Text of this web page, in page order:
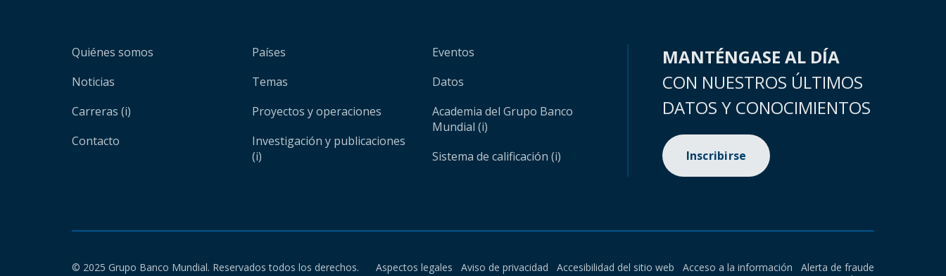
Quiénes somos
Noticias
Carreras (i)
Contacto
Países
Temas
Proyectos y operaciones
Investigación y publicaciones
(i)
Eventos
Datos
Academia del Grupo Banco
Mundial (i)
Sistema de calificación (i)
MANTÉNGASE AL DÍA
CON NUESTROS ÚLTIMOS
DATOS Y CONOCIMIENTOS
Inscribirse
© 2025 Grupo Banco Mundial. Reservados todos los derechos. Aspectos legales Aviso de privacidad Accesibilidad del sitio web Acceso a la información
Alerta de fraude